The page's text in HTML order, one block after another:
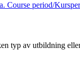
Course period/
typ av utbildning